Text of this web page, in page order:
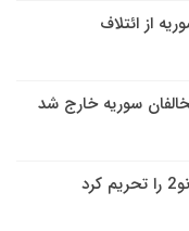
از ائتلاف
سوریه خارج شد